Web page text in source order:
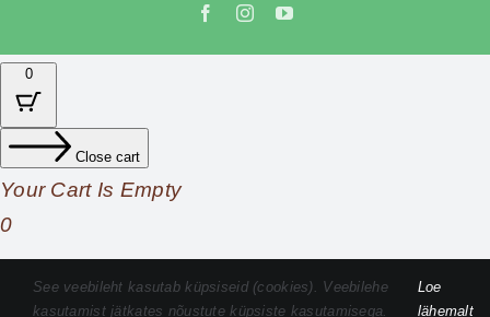
FacebookInstagramYouTube
0
Close cart
Your Cart Is Empty
0
Check out our shop to see what's available
See veebileht kasutab küpsiseid (cookies). Veebilehe
kasutamist jätkates nõustute küpsiste kasutamisega.
Loe
lähemalt